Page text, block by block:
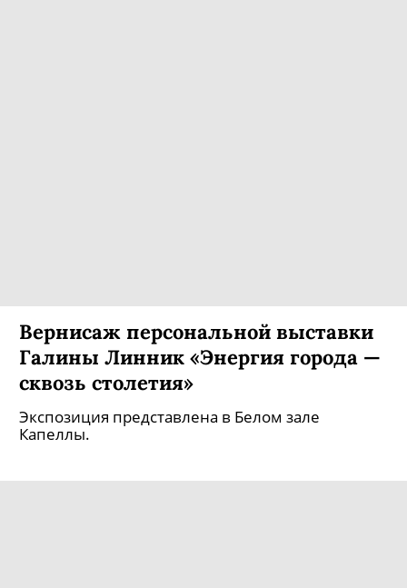
Вернисаж персональной выставки
Галины Линник «Энергия города —
сквозь столетия»
Экспозиция представлена в Белом зале
Капеллы.